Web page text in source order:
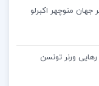
و علوم
جهان منوچهر اکبرلو
ورنر تونسن